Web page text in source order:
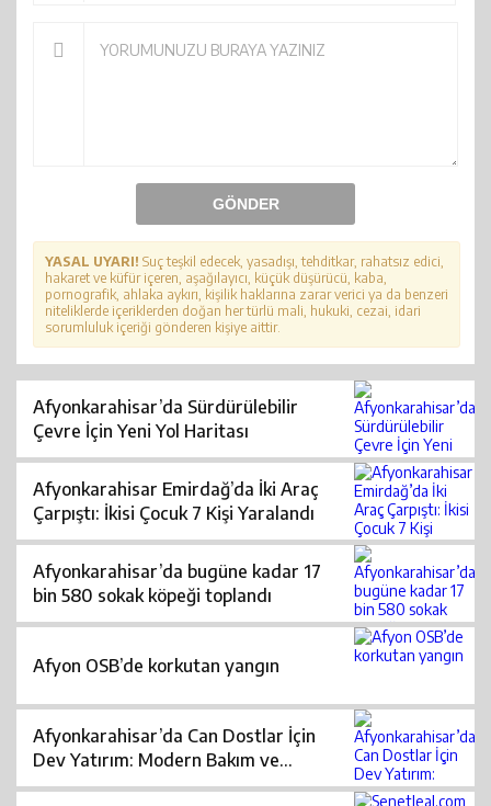
GÖNDER
YASAL UYARI! Suç teşkil edecek, yasadışı, tehditkar, rahatsız edici,
hakaret ve küfür içeren, aşağılayıcı, küçük düşürücü, kaba,
pornografik, ahlaka aykırı, kişilik haklarına zarar verici ya da benzeri
niteliklerde içeriklerden doğan her türlü mali, hukuki, cezai, idari
sorumluluk içeriği gönderen kişiye aittir.
Afyonkarahisar’da Sürdürülebilir
Çevre İçin Yeni Yol Haritası
Afyonkarahisar Emirdağ’da İki Araç
Çarpıştı: İkisi Çocuk 7 Kişi Yaralandı
Afyonkarahisar’da bugüne kadar 17
bin 580 sokak köpeği toplandı
Afyon OSB’de korkutan yangın
Afyonkarahisar’da Can Dostlar İçin
Dev Yatırım: Modern Bakım ve
Rehabilitasyon Merkezi Açıldı